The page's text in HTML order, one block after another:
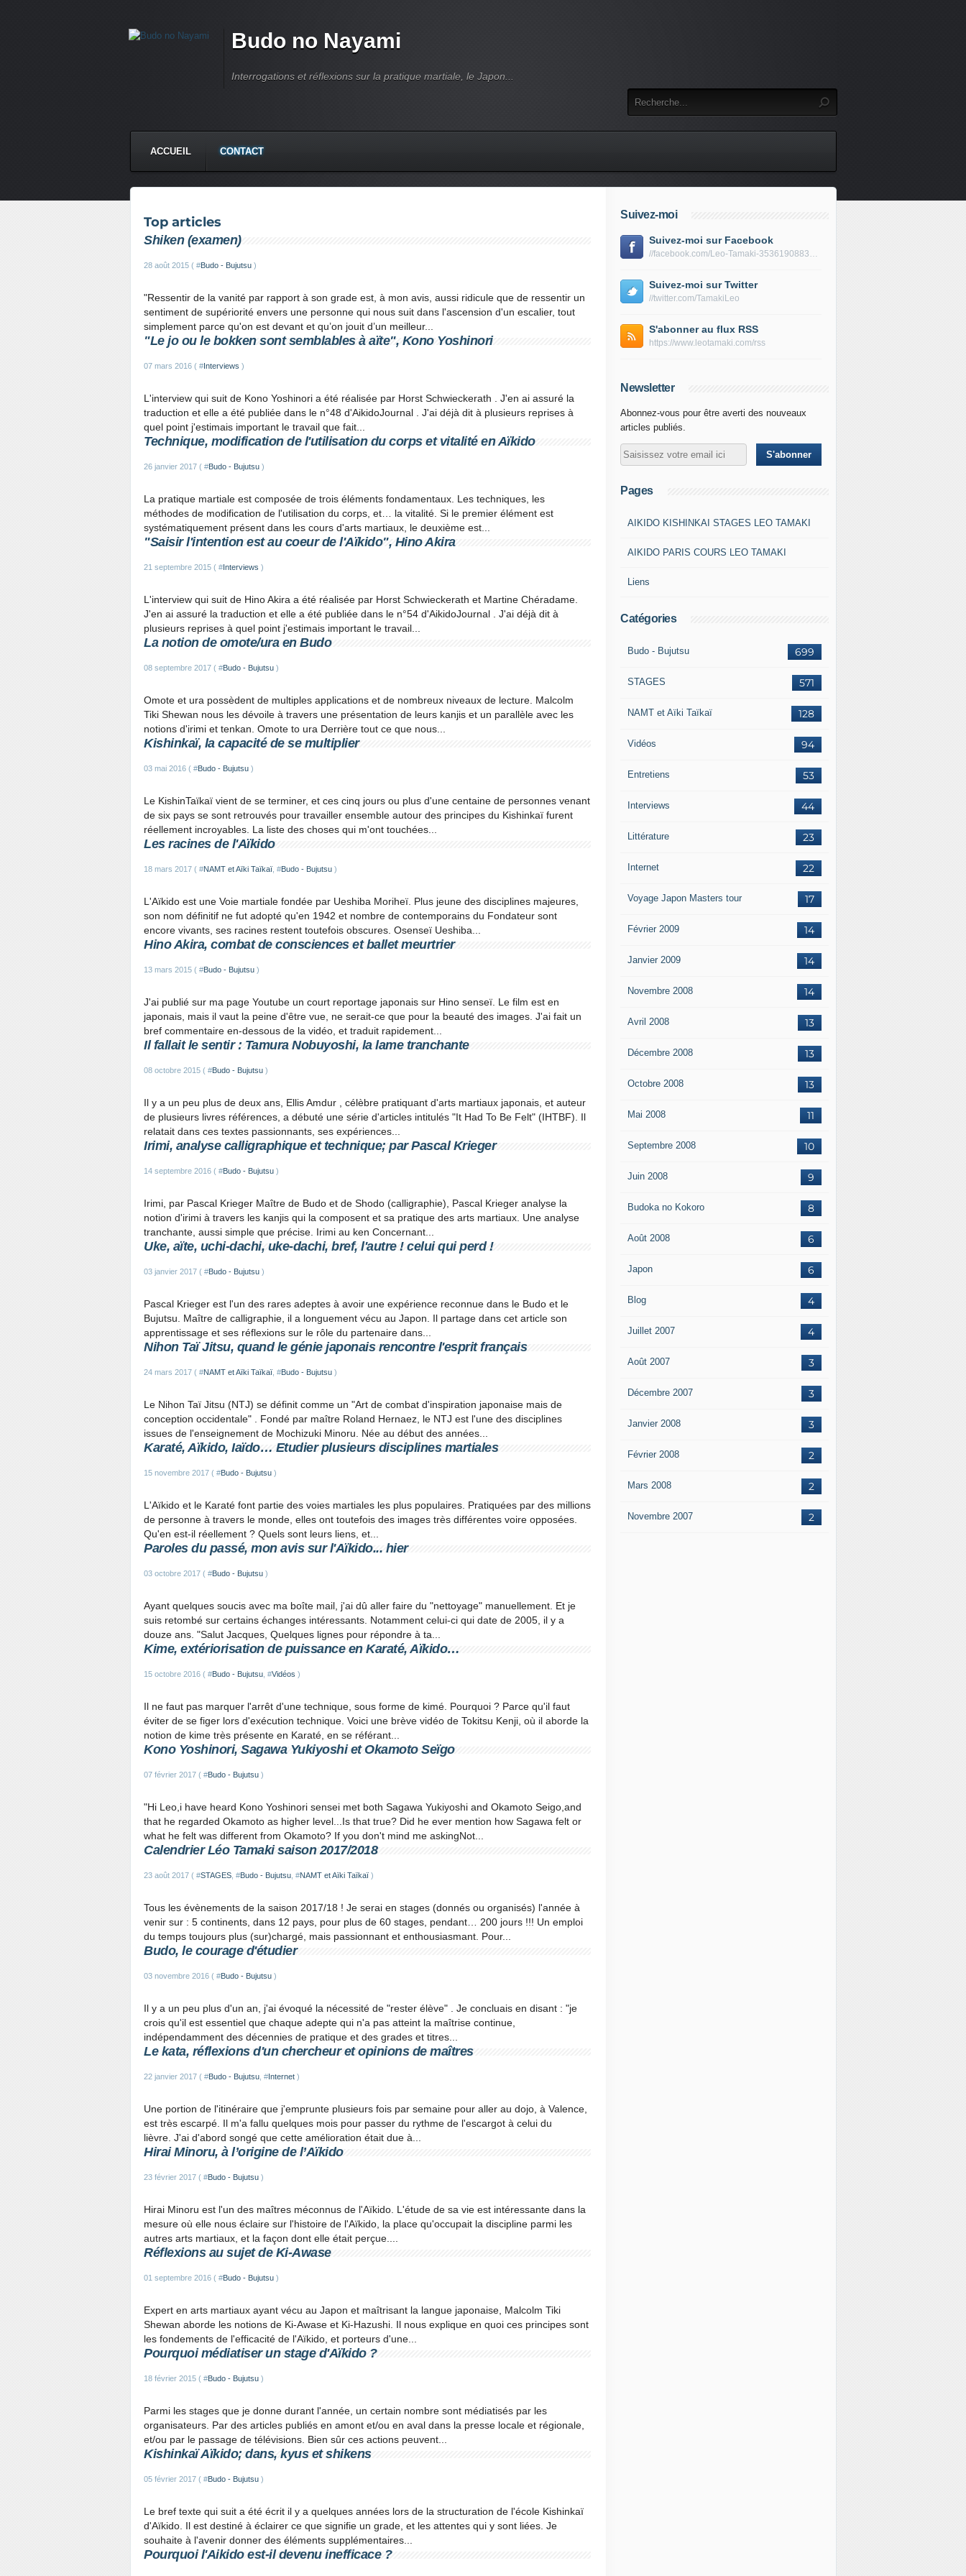
Budo no Nayami
Interrogations et réflexions sur la pratique martiale, le Japon...
ACCUEIL CONTACT
Top articles
Shiken (examen)
28 août 2015 ( #Budo - Bujutsu )
"Ressentir de la vanité par rapport à son grade est, à mon avis, aussi ridicule que de ressentir un
sentiment de supériorité envers une personne qui nous suit dans l'ascension d'un escalier, tout
simplement parce qu'on est devant et qu’on jouit d’un meilleur...
"Le jo ou le bokken sont semblables à aïte", Kono Yoshinori
07 mars 2016 ( #Interviews )
L'interview qui suit de Kono Yoshinori a été réalisée par Horst Schwieckerath . J'en ai assuré la
traduction et elle a été publiée dans le n°48 d'AikidoJournal . J'ai déjà dit à plusieurs reprises à
quel point j'estimais important le travail que fait...
Technique, modification de l'utilisation du corps et vitalité en Aïkido
26 janvier 2017 ( #Budo - Bujutsu )
La pratique martiale est composée de trois éléments fondamentaux. Les techniques, les
méthodes de modification de l'utilisation du corps, et… la vitalité. Si le premier élément est
systématiquement présent dans les cours d'arts martiaux, le deuxième est...
"Saisir l'intention est au coeur de l'Aïkido", Hino Akira
21 septembre 2015 ( #Interviews )
L'interview qui suit de Hino Akira a été réalisée par Horst Schwieckerath et Martine Chéradame.
J'en ai assuré la traduction et elle a été publiée dans le n°54 d'AikidoJournal . J'ai déjà dit à
plusieurs reprises à quel point j'estimais important le travail...
La notion de omote/ura en Budo
08 septembre 2017 ( #Budo - Bujutsu )
Omote et ura possèdent de multiples applications et de nombreux niveaux de lecture. Malcolm
Tiki Shewan nous les dévoile à travers une présentation de leurs kanjis et un parallèle avec les
notions d'irimi et tenkan. Omote to ura Derrière tout ce que nous...
Kishinkaï, la capacité de se multiplier
03 mai 2016 ( #Budo - Bujutsu )
Le KishinTaïkaï vient de se terminer, et ces cinq jours ou plus d'une centaine de personnes venant
de six pays se sont retrouvés pour travailler ensemble autour des principes du Kishinkaï furent
réellement incroyables. La liste des choses qui m'ont touchées...
Les racines de l'Aïkido
18 mars 2017 ( #NAMT et Aïki Taïkaï , #Budo - Bujutsu )
L'Aïkido est une Voie martiale fondée par Ueshiba Moriheï. Plus jeune des disciplines majeures,
son nom définitif ne fut adopté qu'en 1942 et nombre de contemporains du Fondateur sont
encore vivants, ses racines restent toutefois obscures. Osenseï Ueshiba...
Hino Akira, combat de consciences et ballet meurtrier
13 mars 2015 ( #Budo - Bujutsu )
J'ai publié sur ma page Youtube un court reportage japonais sur Hino senseï. Le film est en
japonais, mais il vaut la peine d'être vue, ne serait-ce que pour la beauté des images. J'ai fait un
bref commentaire en-dessous de la vidéo, et traduit rapidement...
Il fallait le sentir : Tamura Nobuyoshi, la lame tranchante
08 octobre 2015 ( #Budo - Bujutsu )
Il y a un peu plus de deux ans, Ellis Amdur , célèbre pratiquant d'arts martiaux japonais, et auteur
de plusieurs livres références, a débuté une série d'articles intitulés "It Had To Be Felt" (IHTBF). Il
relatait dans ces textes passionnants, ses expériences...
Irimi, analyse calligraphique et technique; par Pascal Krieger
14 septembre 2016 ( #Budo - Bujutsu )
Irimi, par Pascal Krieger Maître de Budo et de Shodo (calligraphie), Pascal Krieger analyse la
notion d'irimi à travers les kanjis qui la composent et sa pratique des arts martiaux. Une analyse
tranchante, aussi simple que précise. Irimi au ken Concernant...
Uke, aïte, uchi-dachi, uke-dachi, bref, l'autre ! celui qui perd !
03 janvier 2017 ( #Budo - Bujutsu )
Pascal Krieger est l'un des rares adeptes à avoir une expérience reconnue dans le Budo et le
Bujutsu. Maître de calligraphie, il a longuement vécu au Japon. Il partage dans cet article son
apprentissage et ses réflexions sur le rôle du partenaire dans...
Nihon Taï Jitsu, quand le génie japonais rencontre l'esprit français
24 mars 2017 ( #NAMT et Aïki Taïkaï , #Budo - Bujutsu )
Le Nihon Taï Jitsu (NTJ) se définit comme un "Art de combat d'inspiration japonaise mais de
conception occidentale" . Fondé par maître Roland Hernaez, le NTJ est l'une des disciplines
issues de l'enseignement de Mochizuki Minoru. Née au début des années...
Karaté, Aïkido, Iaïdo… Etudier plusieurs disciplines martiales
15 novembre 2017 ( #Budo - Bujutsu )
L'Aïkido et le Karaté font partie des voies martiales les plus populaires. Pratiquées par des millions
de personne à travers le monde, elles ont toutefois des images très différentes voire opposées.
Qu'en est-il réellement ? Quels sont leurs liens, et...
Paroles du passé, mon avis sur l'Aïkido... hier
03 octobre 2017 ( #Budo - Bujutsu )
Ayant quelques soucis avec ma boîte mail, j'ai dû aller faire du "nettoyage" manuellement. Et je
suis retombé sur certains échanges intéressants. Notamment celui-ci qui date de 2005, il y a
douze ans. "Salut Jacques, Quelques lignes pour répondre à ta...
Kime, extériorisation de puissance en Karaté, Aïkido…
15 octobre 2016 ( #Budo - Bujutsu , #Vidéos )
Il ne faut pas marquer l'arrêt d'une technique, sous forme de kimé. Pourquoi ? Parce qu'il faut
éviter de se figer lors d'exécution technique. Voici une brève vidéo de Tokitsu Kenji, où il aborde la
notion de kime très présente en Karaté, en se référant...
Kono Yoshinori, Sagawa Yukiyoshi et Okamoto Seïgo
07 février 2017 ( #Budo - Bujutsu )
"Hi Leo,i have heard Kono Yoshinori sensei met both Sagawa Yukiyoshi and Okamoto Seigo,and
that he regarded Okamoto as higher level...Is that true? Did he ever mention how Sagawa felt or
what he felt was different from Okamoto? If you don't mind me askingNot...
Calendrier Léo Tamaki saison 2017/2018
23 août 2017 ( #STAGES , #Budo - Bujutsu , #NAMT et Aïki Taïkaï )
Tous les évènements de la saison 2017/18 ! Je serai en stages (donnés ou organisés) l'année à
venir sur : 5 continents, dans 12 pays, pour plus de 60 stages, pendant… 200 jours !!! Un emploi
du temps toujours plus (sur)chargé, mais passionnant et enthousiasmant. Pour...
Budo, le courage d'étudier
03 novembre 2016 ( #Budo - Bujutsu )
Il y a un peu plus d'un an, j'ai évoqué la nécessité de "rester élève" . Je concluais en disant : "je
crois qu'il est essentiel que chaque adepte qui n'a pas atteint la maîtrise continue,
indépendamment des décennies de pratique et des grades et titres...
Le kata, réflexions d'un chercheur et opinions de maîtres
22 janvier 2017 ( #Budo - Bujutsu , #Internet )
Une portion de l'itinéraire que j'emprunte plusieurs fois par semaine pour aller au dojo, à Valence,
est très escarpé. Il m'a fallu quelques mois pour passer du rythme de l'escargot à celui du
lièvre. J'ai d'abord songé que cette amélioration était due à...
Hirai Minoru, à l’origine de l’Aïkido
23 février 2017 ( #Budo - Bujutsu )
Hirai Minoru est l'un des maîtres méconnus de l'Aïkido. L'étude de sa vie est intéressante dans la
mesure où elle nous éclaire sur l'histoire de l'Aïkido, la place qu'occupait la discipline parmi les
autres arts martiaux, et la façon dont elle était perçue....
Réflexions au sujet de Ki-Awase
01 septembre 2016 ( #Budo - Bujutsu )
Expert en arts martiaux ayant vécu au Japon et maîtrisant la langue japonaise, Malcolm Tiki
Shewan aborde les notions de Ki-Awase et Ki-Hazushi. Il nous explique en quoi ces principes sont
les fondements de l'efficacité de l'Aïkido, et porteurs d'une...
Pourquoi médiatiser un stage d'Aïkido ?
18 février 2015 ( #Budo - Bujutsu )
Parmi les stages que je donne durant l'année, un certain nombre sont médiatisés par les
organisateurs. Par des articles publiés en amont et/ou en aval dans la presse locale et régionale,
et/ou par le passage de télévisions. Bien sûr ces actions peuvent...
Kishinkaï Aïkido; dans, kyus et shikens
05 février 2017 ( #Budo - Bujutsu )
Le bref texte qui suit a été écrit il y a quelques années lors de la structuration de l'école Kishinkaï
d'Aïkido. Il est destiné à éclairer ce que signifie un grade, et les attentes qui y sont liées. Je
souhaite à l'avenir donner des éléments supplémentaires...
Pourquoi l'Aikido est-il devenu inefficace ?
Suivez-moi
Suivez-moi sur Facebook
//facebook.com/Leo-Tamaki-353619088319688/
Suivez-moi sur Twitter
//twitter.com/TamakiLeo
S'abonner au flux RSS
https://www.leotamaki.com/rss
Newsletter
Abonnez-vous pour être averti des nouveaux
articles publiés.
Pages
AIKIDO KISHINKAI STAGES LEO TAMAKI
AIKIDO PARIS COURS LEO TAMAKI
Liens
Catégories
699
Budo - Bujutsu
571
STAGES
128
NAMT et Aïki Taïkaï
94
Vidéos
53
Entretiens
44
Interviews
23
Littérature
22
Internet
17
Voyage Japon Masters tour
14
Février 2009
14
Janvier 2009
14
Novembre 2008
13
Avril 2008
13
Décembre 2008
13
Octobre 2008
11
Mai 2008
10
Septembre 2008
9
Juin 2008
8
Budoka no Kokoro
6
Août 2008
6
Japon
4
Blog
4
Juillet 2007
3
Août 2007
3
Décembre 2007
3
Janvier 2008
2
Février 2008
2
Mars 2008
2
Novembre 2007